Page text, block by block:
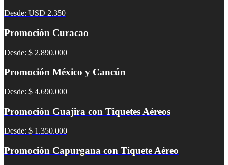
Desde: USD 2.350
Promoción Curacao
Desde: $ 2.890.000
Promoción México y Cancún
Desde: $ 4.690.000
Promoción Guajira con Tiquetes Aéreos
Desde: $ 1.350.000
Promoción Capurgana con Tiquete Aéreo